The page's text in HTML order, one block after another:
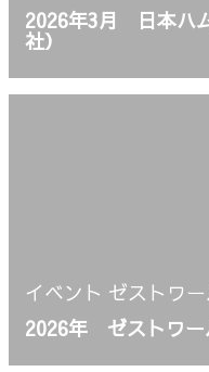
2026年3月 日本ハ
社）
イベント ゼストワ
2026年 ゼストワー